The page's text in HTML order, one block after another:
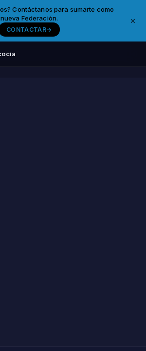
Contáctanos para sumarte como
nueva Federación.
CONTACTAR